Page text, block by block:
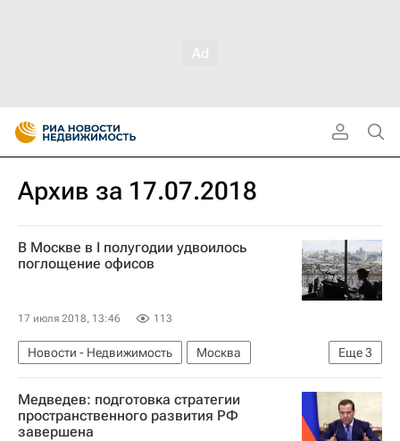
Архив за 17.07.2018
В Москве в I полугодии удвоилось
поглощение офисов
17 июля 2018, 13:46 113
Еще3
Новости - Недвижимость
Москва
Коммерческая недвижимость
Офисы
Россия
Медведев: подготовка стратегии
пространственного развития РФ
завершена